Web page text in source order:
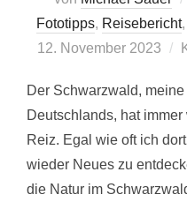
Fototipps, Reisebericht,
12. November 2023
Der Schwarzwald,
Deutschlands, hat
Reiz. Egal wie oft ich
wieder Neues zu
die Natur im